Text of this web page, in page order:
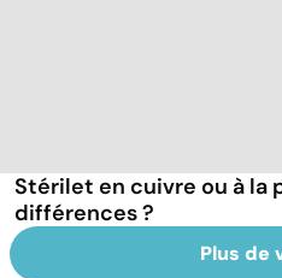
Stérilet en cuivre ou à la
différences ?
Plus de